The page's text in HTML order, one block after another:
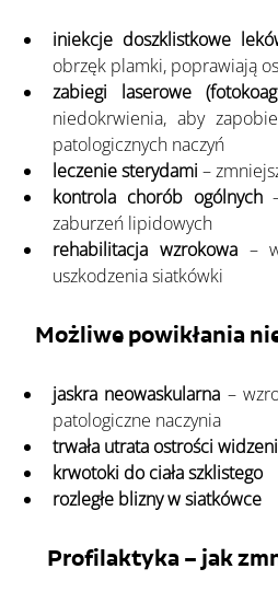
iniekcje doszklistkowe
obrzęk plamki, poprawiają
zabiegi laserowe
niedokrwienia, aby
patologicznych naczyń
leczenie sterydami –
kontrola chorób ogólnych –
zaburzeń lipidowych
rehabilitacja wzrokowa – w
uszkodzenia siatkówki
Możliwe powikłania
jaskra neowaskularna –
patologiczne naczynia
trwała utrata ostrości
krwotoki do ciała szklistego
rozległe blizny w siatkówce
Profilaktyka – jak